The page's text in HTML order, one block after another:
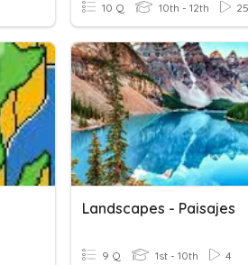
10 Q 10th - 12th
Landscapes - Paisajes
9 Q 1st - 10th 4